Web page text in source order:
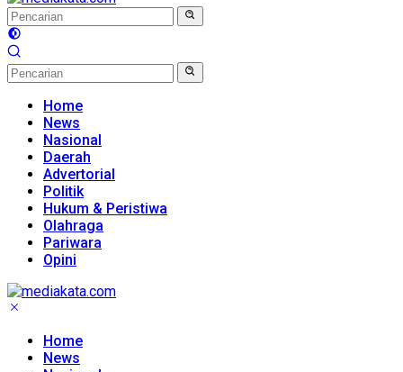
Home
News
Nasional
Daerah
Advertorial
Politik
Hukum & Peristiwa
Olahraga
Pariwara
Opini
Home
News